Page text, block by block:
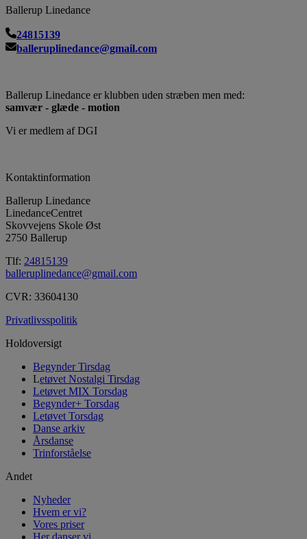
Ballerup Linedance
24815139
balleruplinedance@gmail.com
Ballerup Linedance er klubben uden stræben men med:
samvær - glæde - motion
Vi er medlem af DGI
Kontaktinformation
Ballerup Linedance
LinedanceCentret
Skovvejens Skole Øst
2750 Ballerup
Tlf: 24815139
balleruplinedance@gmail.com
CVR: 33604130
Privatlivsspolitik
Holdoversigt
Begynder Tirsdag
Letøvet Nostalgi Tirsdag
Letøvet MIX Torsdag
Begynder+ Torsdag
Letøvet Torsdag
Danse arkiv
Årsdanse
Trinforståelse
Andet
Nyheder
Hvem er vi?
Vores priser
Her danser vi